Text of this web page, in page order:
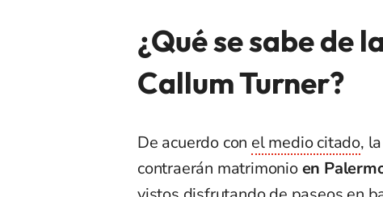
¿Qué se sabe de
Callum Turner?
De acuerdo con el medio citado,
contraerán matrimonioen